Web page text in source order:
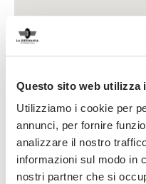
Questo sito web utilizza
Utilizziamo i cookie per
annunci, per fornire
analizzare il nostro
informazioni sul modo in
nostri partner che si